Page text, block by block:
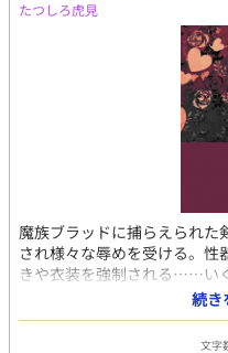
たつしろ虎見
魔族ブラッドに捕らえられた
され様々な辱めを受ける。
きや衣装を強制される……い
も、心を壊す事すら許され
エヴァン。更にブラッドに
ん（https://www.pixiv.net/
続き
文字